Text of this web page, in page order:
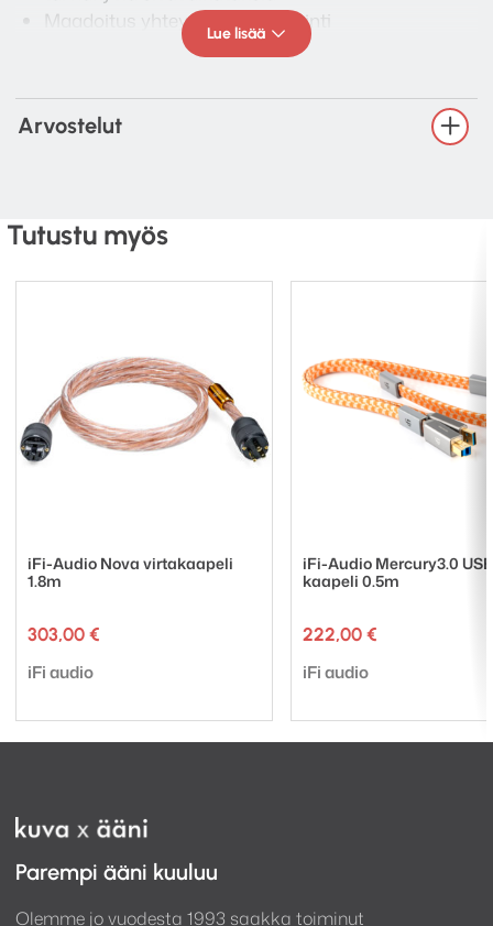
Maadoitus yhteyden diagnosointi
Napaisuuden tunnistus varmistaa oikean
Ylijännitesuojaus, automaattinen tunnistus- ja
katkaisupiiri laitteidesi suojaamiseksi
Lue lisää
Arvostelut
Tutustu myös
iFi-Audio Nova virtakaapeli
1.8m
303,00 €
Tuotemerkki:
iFi audio
iFi-Audio Mercury3.0
kaapeli 0.5m
222,00 €
Tuotemerkki:
iFi audio
Parempi ääni kuuluu
Olemme jo vuodesta 1993 saakka toiminut